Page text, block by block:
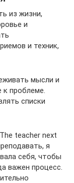
из жизни,
и
и техник,
мысли и
проблеме.
списки
teacher next
я
себя, чтобы
важен процесс.